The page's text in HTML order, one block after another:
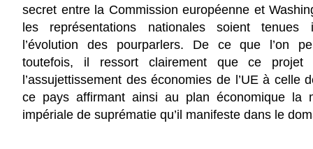
secret entre la Commission européenne et
les représentations nationales soient tenues
l’évolution des pourparlers. De ce que l’on
toutefois, il ressort clairement que ce
l’assujettissement des économies de l’UE à celle
ce pays affirmant ainsi au plan économique la
impériale de suprématie qu’il manifeste dans le